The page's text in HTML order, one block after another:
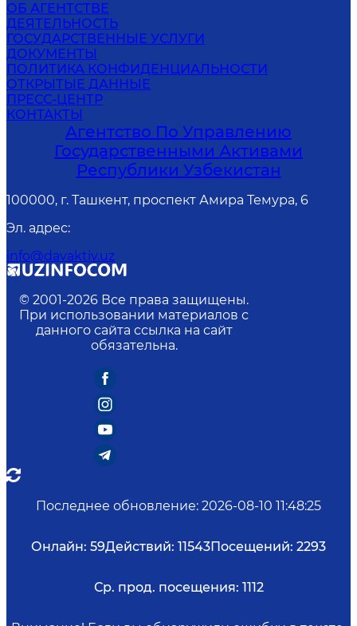
ОБ АГЕНТСТВЕ
ДЕЯТЕЛЬНОСТЬ
ГОСУДАРСТВЕННЫЕ УСЛУГИ
ДОКУМЕНТЫ
ПОЛИТИКА КОНФИДЕНЦИАЛЬНОСТИ
ОТКРЫТЫЕ ДАННЫЕ
ПРЕСС-ЦЕНТР
КОНТАКТЫ
Агентство По Управлению
Государственными Активами
Республики Узбекистан
100000, г. Ташкент, проспект Амира Темура, 6
Эл. адрес:
info@davaktiv.uz
© 2001-2026 Все права защищены.
При использовании материалов с
данного сайта ссылка на сайт
обязательна.
Последнее обновление: 2026-08-10 11:48:25
Онлайн: 59Действий: 11543Посещений: 2293
Ср. прод. посещения: 1112